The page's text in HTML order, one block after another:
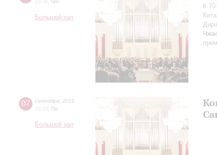
19:00 Чт
Большой зал
К
07 сентября 2015
18:00 Пн
Большой зал